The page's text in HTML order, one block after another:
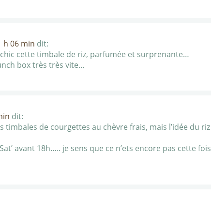
h 06 min dit:
cette timbale de riz, parfumée et surprenante…
box très très vite…
dit:
timbales de courgettes au chèvre frais, mais l’idée du
avant 18h….. je sens que ce n’ets encore pas cette